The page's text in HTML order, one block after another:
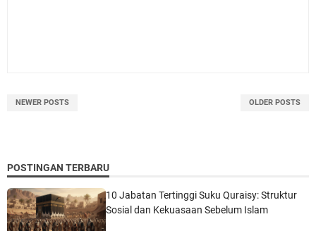
NEWER POSTS OLDER POSTS
POSTINGAN TERBARU
10 Jabatan Tertinggi Suku Quraisy: Struktur
Sosial dan Kekuasaan Sebelum Islam